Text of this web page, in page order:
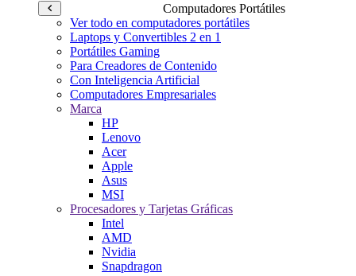
Computadores Portátiles
Ver todo en computadores portátiles
Laptops y Convertibles 2 en 1
Portátiles Gaming
Para Creadores de Contenido
Con Inteligencia Artificial
Computadores Empresariales
Marca
HP
Lenovo
Acer
Apple
Asus
MSI
Procesadores y Tarjetas Gráficas
Intel
AMD
Nvidia
Snapdragon